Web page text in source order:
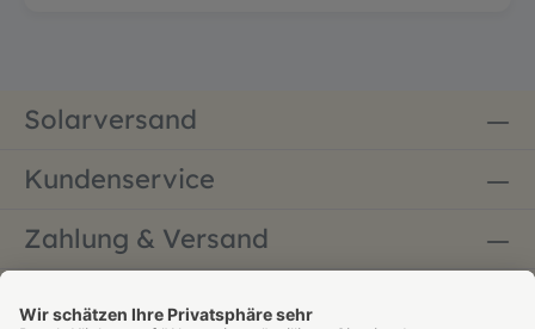
Solarversand
Kundenservice
Zahlung & Versand